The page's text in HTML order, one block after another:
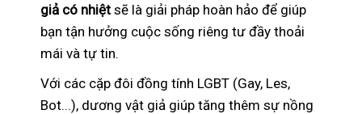
giả có nhiệt sẽ là giải pháp hoàn hảo để giúp
bạn tận hưởng cuộc sống riêng tư đầy thoải
mái và tự tin.
Với các cặp đôi đồng tính LGBT (Gay, Les,
Bot...), dương vật giả giúp tăng thêm sự nồng